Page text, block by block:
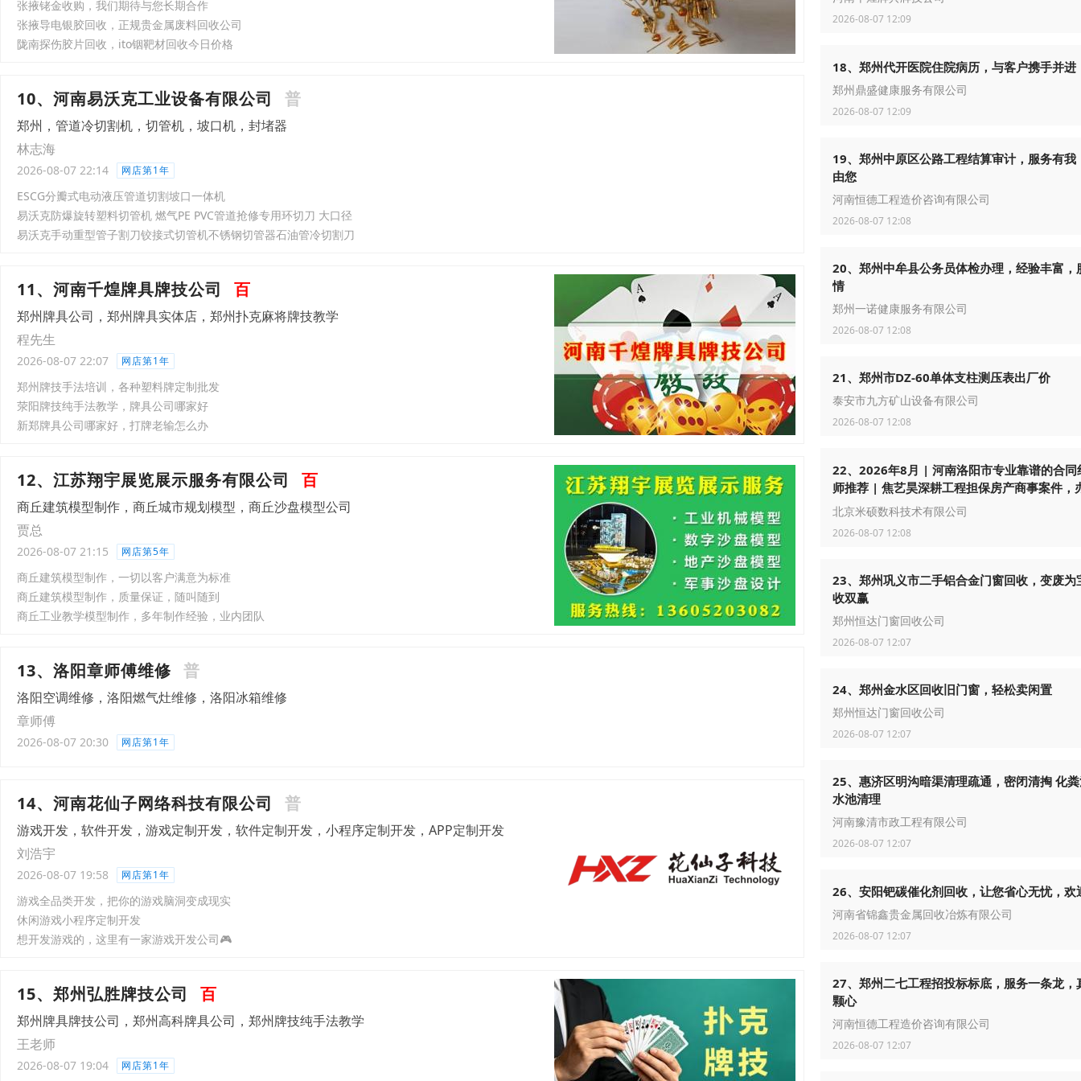
张掖铑金收购，我们期待与您长期合作
张掖导电银胶回收，正规贵金属废料回收公司
陇南探伤胶片回收，ito铟靶材回收今日价格
10、河南易沃克工业设备有限公司 普
郑州，管道冷切割机，切管机，坡口机，封堵器
林志海
2026-08-07 22:14 网店第1年
ESCG分瓣式电动液压管道切割坡口一体机
易沃克防爆旋转塑料切管机 燃气PE PVC管道抢修专用环切刀 大口径
易沃克手动重型管子割刀铰接式切管机不锈钢切管器石油管冷切割刀
11、河南千煌牌具牌技公司 百
郑州牌具公司，郑州牌具实体店，郑州扑克麻将牌技教学
程先生
2026-08-07 22:07 网店第1年
郑州牌技手法培训，各种塑料牌定制批发
荥阳牌技纯手法教学，牌具公司哪家好
新郑牌具公司哪家好，打牌老输怎么办
12、江苏翔宇展览展示服务有限公司 百
商丘建筑模型制作，商丘城市规划模型，商丘沙盘模型公司
贾总
2026-08-07 21:15 网店第5年
商丘建筑模型制作，一切以客户满意为标准
商丘建筑模型制作，质量保证，随叫随到
商丘工业教学模型制作，多年制作经验，业内团队
13、洛阳章师傅维修 普
洛阳空调维修，洛阳燃气灶维修，洛阳冰箱维修
章师傅
2026-08-07 20:30 网店第1年
14、河南花仙子网络科技有限公司 普
游戏开发，软件开发，游戏定制开发，软件定制开发，小程序定制开发，APP定制开发
刘浩宇
2026-08-07 19:58 网店第1年
游戏全品类开发，把你的游戏脑洞变成现实
休闲游戏小程序定制开发
想开发游戏的，这里有一家游戏开发公司🎮
15、郑州弘胜牌技公司 百
郑州牌具牌技公司，郑州高科牌具公司，郑州牌技纯手法教学
王老师
2026-08-07 19:04 网店第1年
2026-08-07 12:09
18、郑州代开医院住院病历，与客户携手并进
郑州鼎盛健康服务有限公司
2026-08-07 12:09
19、郑州中原区公路工程结算审计，服务有我
由您
河南恒德工程造价咨询有限公司
2026-08-07 12:08
20、郑州中牟县公务员体检办理，经验丰富，
情
郑州一诺健康服务有限公司
2026-08-07 12:08
21、郑州市DZ-60单体支柱测压表出厂价
泰安市九方矿山设备有限公司
2026-08-07 12:08
22、2026年8月 | 河南洛阳市专业靠谱的合同
师推荐 | 焦艺昊深耕工程担保房产商事案件，
谨负责，口碑扎实贴心，全程细致服务靠谱值
北京米硕数科技术有限公司
2026-08-07 12:08
23、郑州巩义市二手铝合金门窗回收，变废为
收双赢
郑州恒达门窗回收公司
2026-08-07 12:07
24、郑州金水区回收旧门窗，轻松卖闲置
郑州恒达门窗回收公司
2026-08-07 12:07
25、惠济区明沟暗渠清理疏通，密闭清掏 化
水池清理
河南豫清市政工程有限公司
2026-08-07 12:07
26、安阳钯碳催化剂回收，让您省心无忧，欢
河南省锦鑫贵金属回收冶炼有限公司
2026-08-07 12:07
27、郑州二七工程招投标标底，服务一条龙，
颗心
河南恒德工程造价咨询有限公司
2026-08-07 12:07